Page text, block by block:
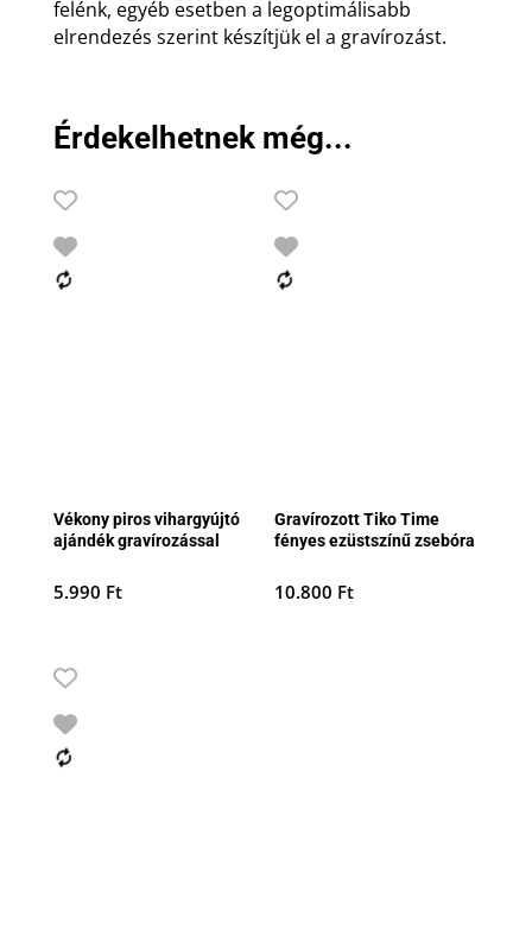
felénk, egyéb esetben a legoptimálisabb
elrendezés szerint készítjük el a gravírozást.
Érdekelhetnek még...
Vékony piros vihargyújtó
ajándék gravírozással
5.990 Ft
Gravírozott Tiko Time
fényes ezüstszínű zsebóra
10.800 Ft